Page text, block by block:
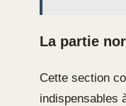
La partie
Cette section
indispensables